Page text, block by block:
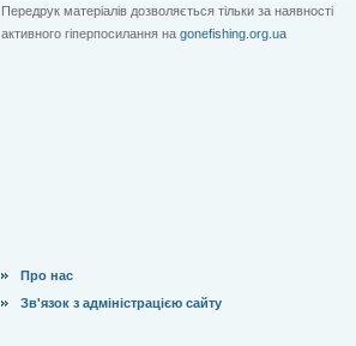
Передрук матеріалів дозволяється тільки за наявності
активного гіперпосилання на gonefishing.org.ua
Про нас
Зв'язок з адміністрацією сайту